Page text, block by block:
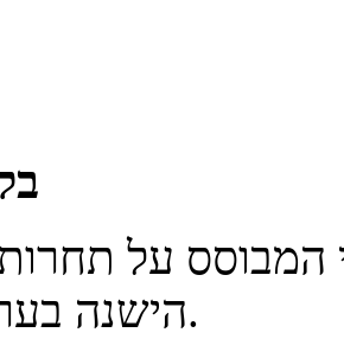
על תחרות
הישנה בערוץ הילדים.